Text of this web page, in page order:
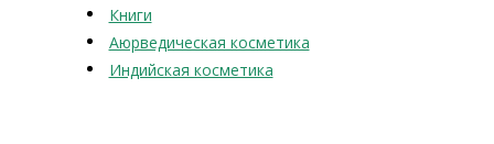
Книги
Аюрведическая косметика
Индийская косметика